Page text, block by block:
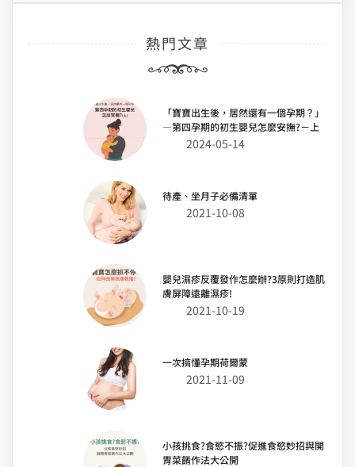
熱門文章
「寶寶出生後，居然還有一個孕期？」
—第四孕期的初生嬰兒怎麼安撫?－上
2024-05-14
待產、坐月子必備清單
2021-10-08
嬰兒濕疹反覆發作怎麼辦?3原則打造肌
膚屏障遠離濕疹!
2021-10-19
一次搞懂孕期荷爾蒙
2021-11-09
小孩挑食?食慾不振?促進食慾妙招與開
胃菜餚作法大公開